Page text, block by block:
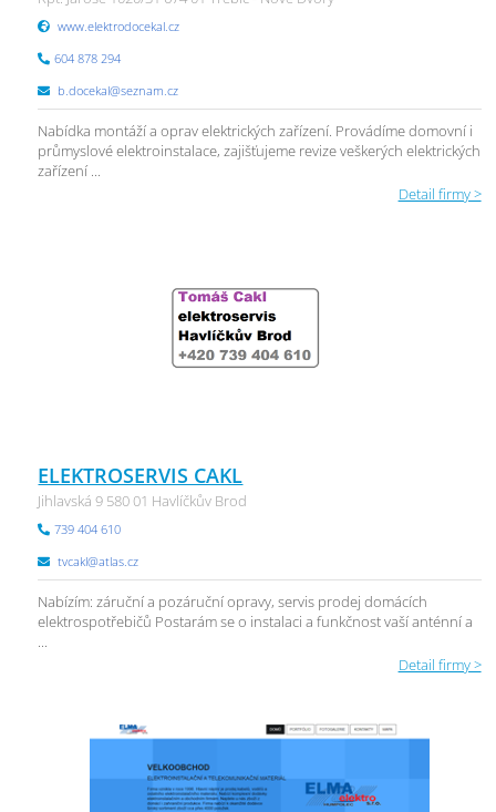
www.elektrodocekal.cz
604 878 294
b.docekal@seznam.cz
Nabídka montáží a oprav elektrických zařízení. Provádíme domovní i
průmyslové elektroinstalace, zajišťujeme revize veškerých elektrických
zařízení ...
Detail firmy >
ELEKTROSERVIS CAKL
Jihlavská 9 580 01 Havlíčkův Brod
739 404 610
tvcakl@atlas.cz
Nabízím: záruční a pozáruční opravy, servis prodej domácích
elektrospotřebičů Postarám se o instalaci a funkčnost vaší anténní a
...
Detail firmy >